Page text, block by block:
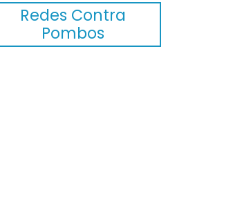
Redes Contra
Pombos